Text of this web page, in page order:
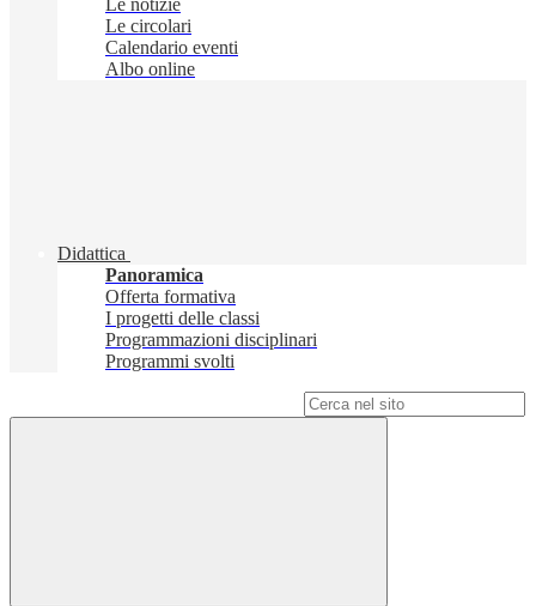
Le notizie
Le circolari
Calendario eventi
Albo online
Didattica
Panoramica
Offerta formativa
I progetti delle classi
Programmazioni disciplinari
Programmi svolti